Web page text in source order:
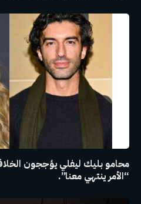
محامو بليك ليفلي يؤججون
“الأمر ينتهي معنا”.